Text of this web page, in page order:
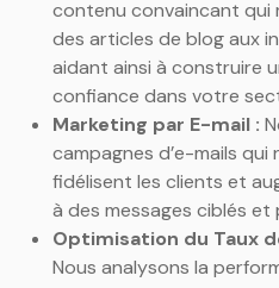
contenu convaincant qui
des articles de blog aux
aidant ainsi à construire
confiance dans votre
Marketing par E-mail :
campagnes d’e-mails
fidélisent les clients et
à des messages ciblés et
Optimisation du Taux
Nous analysons la